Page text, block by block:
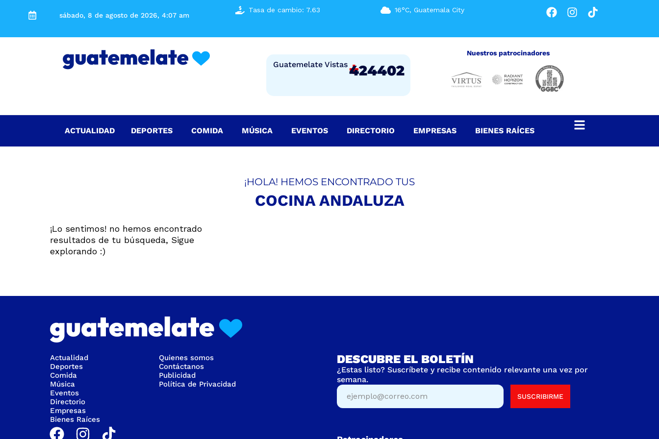
sábado, 8 de agosto de 2026, 4:07 am
Tasa de cambio: 7.63 16°C, Guatemala City
Guatemelate Vistas+
424402
Nuestros patrocinadores
ACTUALIDAD DEPORTES COMIDA MÚSICA EVENTOS DIRECTORIO EMPRESAS BIENES RAÍCES
¡Lo sentimos! no hemos encontrado
resultados de tu búsqueda, Sigue
explorando :)
¡HOLA! HEMOS ENCONTRADO TUS
COCINA ANDALUZA
Actualidad
Deportes
Comida
Música
Eventos
Directorio
Empresas
Bienes Raíces
Quienes somos
Contáctanos
Publicidad
Política de Privacidad
DESCUBRE EL BOLETÍN
¿Estas listo? Suscríbete y recibe contenido relevante una vez por
semana.
SUSCRIBIRME